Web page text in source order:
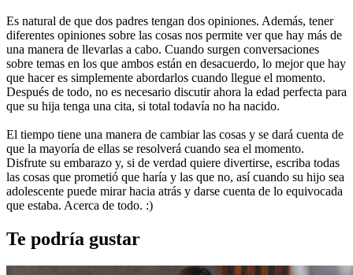
Es natural de que dos padres tengan dos opiniones. Además, tener
diferentes opiniones sobre las cosas nos permite ver que hay más de
una manera de llevarlas a cabo. Cuando surgen conversaciones
sobre temas en los que ambos están en desacuerdo, lo mejor que hay
que hacer es simplemente abordarlos cuando llegue el momento.
Después de todo, no es necesario discutir ahora la edad perfecta para
que su hija tenga una cita, si total todavía no ha nacido.
El tiempo tiene una manera de cambiar las cosas y se dará cuenta de
que la mayoría de ellas se resolverá cuando sea el momento.
Disfrute su embarazo y, si de verdad quiere divertirse, escriba todas
las cosas que prometió que haría y las que no, así cuando su hijo sea
adolescente puede mirar hacia atrás y darse cuenta de lo equivocada
que estaba. Acerca de todo. :)
Te podría gustar